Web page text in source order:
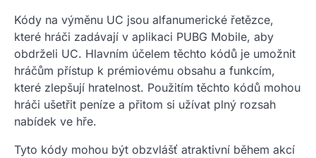
Kódy na výměnu UC jsou alfanumerické řetězce,
které hráči zadávají v aplikaci PUBG Mobile, aby
obdrželi UC. Hlavním účelem těchto kódů je umožnit
hráčům přístup k prémiovému obsahu a funkcím,
které zlepšují hratelnost. Použitím těchto kódů mohou
hráči ušetřit peníze a přitom si užívat plný rozsah
nabídek ve hře.
Tyto kódy mohou být obzvlášť atraktivní během akcí